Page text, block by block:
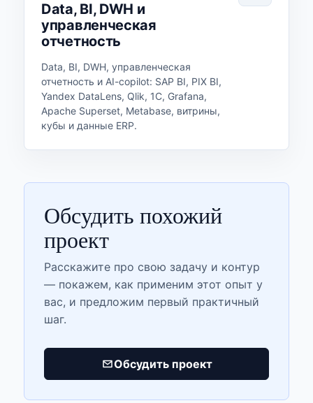
Data, BI, DWH и
управленческая
отчетность
Data, BI, DWH, управленческая
отчетность и AI-copilot: SAP BI, PIX BI,
Yandex DataLens, Qlik, 1С, Grafana,
Apache Superset, Metabase, витрины,
кубы и данные ERP.
Обсудить похожий
проект
Расскажите про свою задачу и контур
— покажем, как применим этот опыт у
вас, и предложим первый практичный
шаг.
Обсудить проект